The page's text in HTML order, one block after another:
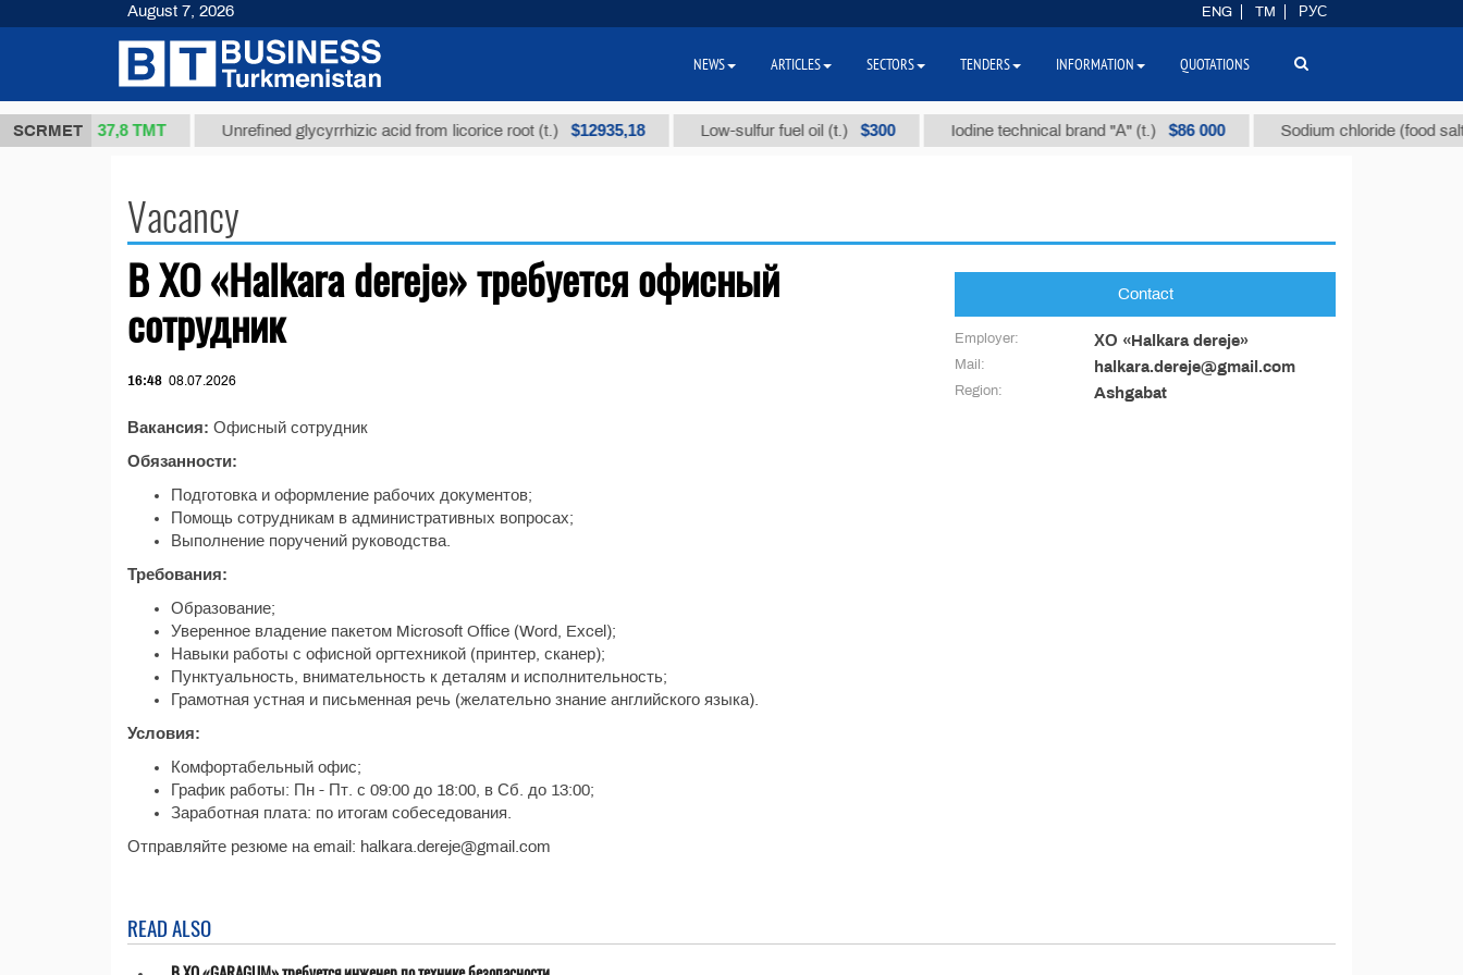
SCRMET
1(kg.) 37,8 ТМТ Unrefined glycyrrhizic acid from licorice root (t.) $12935,18 Low-sulfur fuel oil (t.) $300 Iodine technical brand "А" (t.) $86 000 Sodium chloride (food salt)
Vacancy
В ХО «Halkara dereje» требуется офисный
сотрудник
16:48 08.07.2026
Вакансия: Офисный сотрудник
Обязанности:
Подготовка и оформление рабочих документов;
Помощь сотрудникам в административных вопросах;
Выполнение поручений руководства.
Требования:
Образование;
Уверенное владение пакетом Microsoft Office (Word, Excel);
Навыки работы с офисной оргтехникой (принтер, сканер);
Пунктуальность, внимательность к деталям и исполнительность;
Грамотная устная и письменная речь (желательно знание английского языка).
Условия:
Комфортабельный офис;
График работы: Пн - Пт. с 09:00 до 18:00, в Сб. до 13:00;
Заработная плата: по итогам собеседования.
Отправляйте резюме на email: halkara.dereje@gmail.com
Contact
Employer: ХО «Halkara dereje»
Mail: halkara.dereje@gmail.com
Region: Ashgabat
READ ALSO
August 7, 2026 ENG TM РУС
NEWS ARTICLES SECTORS TENDERS INFORMATION QUOTATIONS